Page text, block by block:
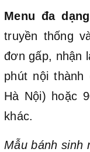
Menu đa dạng
truyền thống
đơn gấp, nhận
phút nội thành
Hà Nội) hoặc
khác.
Mẫu bánh sinh